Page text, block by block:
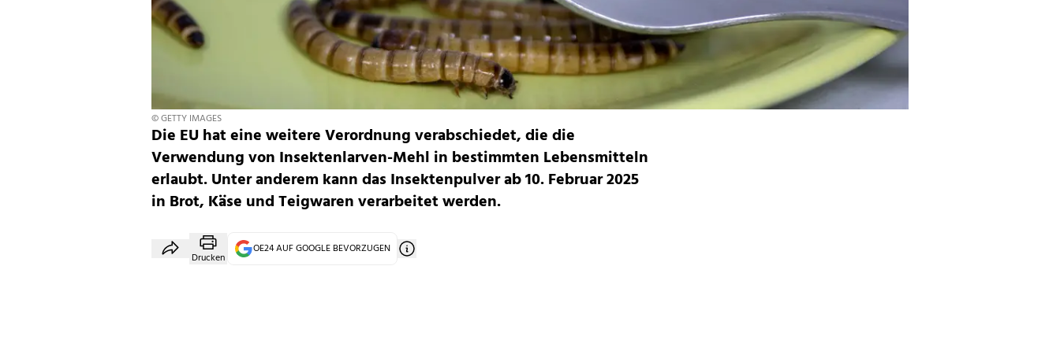
© GETTY IMAGES
Die EU hat eine weitere Verordnung verabschiedet, die die
Verwendung von Insektenlarven-Mehl in bestimmten Lebensmitteln
erlaubt. Unter anderem kann das Insektenpulver ab 10. Februar 2025
in Brot, Käse und Teigwaren verarbeitet werden.
Drucken
OE24 AUF GOOGLE BEVORZUGEN